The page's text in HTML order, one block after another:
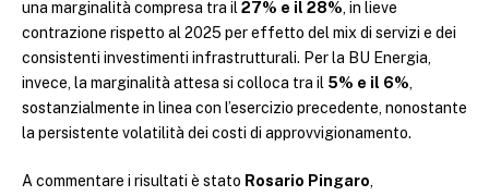
una marginalità compresa tra il 27% e il 28%, in lieve
contrazione rispetto al 2025 per effetto del mix di servizi e dei
consistenti investimenti infrastrutturali. Per la BU Energia,
invece, la marginalità attesa si colloca tra il 5% e il 6%,
sostanzialmente in linea con l’esercizio precedente, nonostante
la persistente volatilità dei costi di approvvigionamento.
A commentare i risultati è stato Rosario Pingaro,